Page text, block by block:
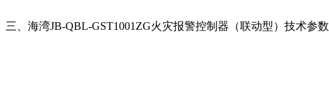
三、海湾JB-QBL-GST1001ZG火灾报警控制器（联动型）技术参数